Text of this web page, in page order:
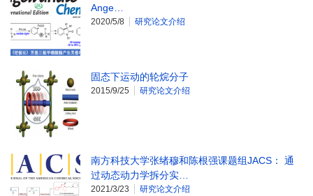
Ange…
2020/5/8 研究论文介绍
固态下运动的轮烷分子
2015/9/25 研究论文介绍
南方科技大学张绪穆和陈根强课题组JACS： 通
过动态动力学拆分实…
2021/3/23 研究论文介绍